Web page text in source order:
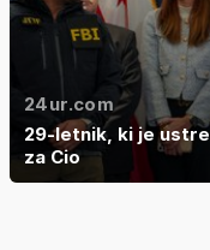
24ur.com
29-letnik, ki je
za Cio